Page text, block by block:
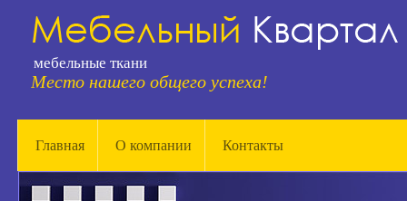
мебельные ткани
Место нашего общего успеха!
Главная О компании Контакты